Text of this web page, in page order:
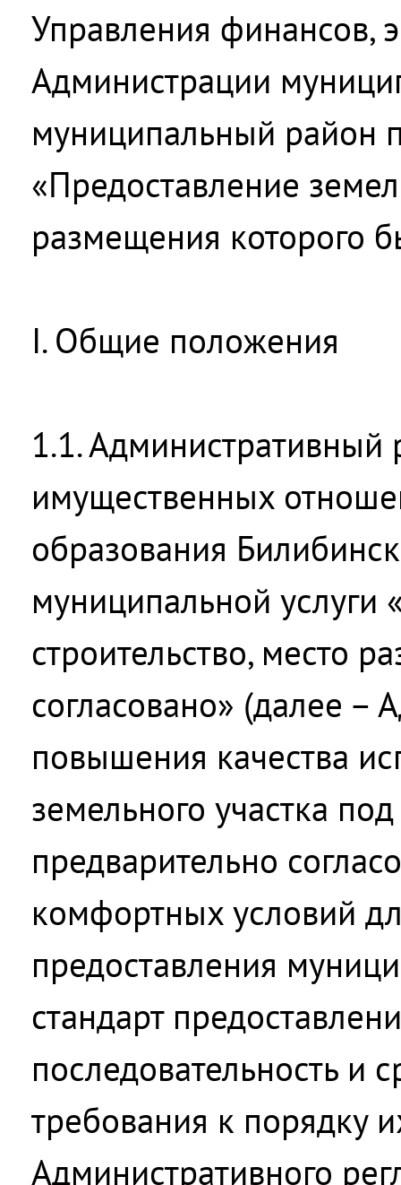
Управления финансов,
Администрации
муниципальный район
«Предоставление
размещения которого
I. Общие положения
1.1. Административный
имущественных
образования
муниципальной услуги
строительство, место
согласовано» (далее –
повышения качества
земельного участка
предварительно
комфортных условий
предоставления
стандарт
последовательность и
требования к порядку
Административного